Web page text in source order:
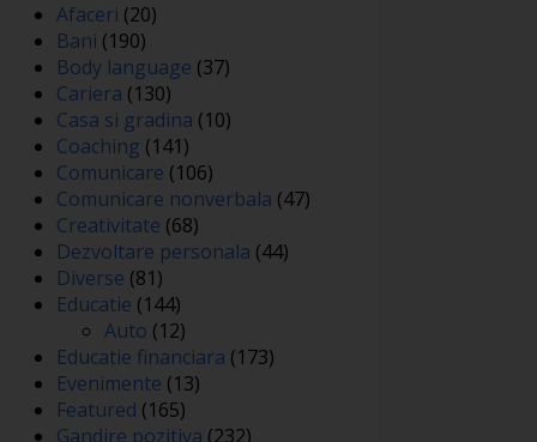
Afaceri (20)
Bani (190)
Body language (37)
Cariera (130)
Casa si gradina (10)
Coaching (141)
Comunicare (106)
Comunicare nonverbala (47)
Creativitate (68)
Dezvoltare personala (44)
Diverse (81)
Educatie (144)
Auto (12)
Educatie financiara (173)
Evenimente (13)
Featured (165)
Gandire pozitiva (232)